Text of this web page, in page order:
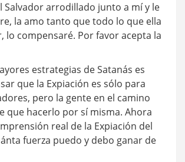
Salvador arrodillado junto a mí y le
la amo tanto que todo lo que ella
lo compensaré. Por favor acepta la
estrategias de Satanás es
que la Expiación es sólo para
pero la gente en el camino
que hacerlo por sí misma. Ahora
real de la Expiación del
fuerza puedo y debo ganar de